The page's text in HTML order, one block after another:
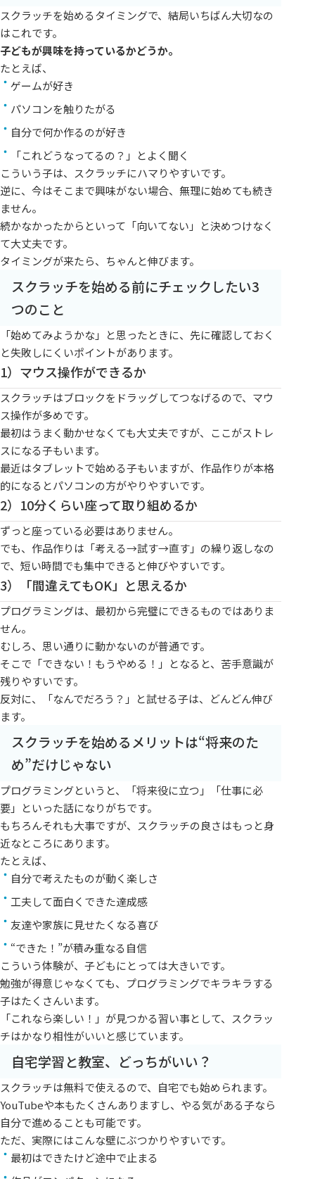
スクラッチを始めるタイミングで、結局いちばん大切なの
はこれです。
子どもが興味を持っているかどうか。
たとえば、
ゲームが好き
パソコンを触りたがる
自分で何か作るのが好き
「これどうなってるの？」とよく聞く
こういう子は、スクラッチにハマりやすいです。
逆に、今はそこまで興味がない場合、無理に始めても続き
ません。
続かなかったからといって「向いてない」と決めつけなく
て大丈夫です。
タイミングが来たら、ちゃんと伸びます。
スクラッチを始める前にチェックしたい3
つのこと
「始めてみようかな」と思ったときに、先に確認しておく
と失敗しにくいポイントがあります。
1）マウス操作ができるか
スクラッチはブロックをドラッグしてつなげるので、マウ
ス操作が多めです。
最初はうまく動かせなくても大丈夫ですが、ここがストレ
スになる子もいます。
最近はタブレットで始める子もいますが、作品作りが本格
的になるとパソコンの方がやりやすいです。
2）10分くらい座って取り組めるか
ずっと座っている必要はありません。
でも、作品作りは「考える→試す→直す」の繰り返しなの
で、短い時間でも集中できると伸びやすいです。
3）「間違えてもOK」と思えるか
プログラミングは、最初から完璧にできるものではありま
せん。
むしろ、思い通りに動かないのが普通です。
そこで「できない！もうやめる！」となると、苦手意識が
残りやすいです。
反対に、「なんでだろう？」と試せる子は、どんどん伸び
ます。
スクラッチを始めるメリットは“将来のた
め”だけじゃない
プログラミングというと、「将来役に立つ」「仕事に必
要」といった話になりがちです。
もちろんそれも大事ですが、スクラッチの良さはもっと身
近なところにあります。
たとえば、
自分で考えたものが動く楽しさ
工夫して面白くできた達成感
友達や家族に見せたくなる喜び
“できた！”が積み重なる自信
こういう体験が、子どもにとっては大きいです。
勉強が得意じゃなくても、プログラミングでキラキラする
子はたくさんいます。
「これなら楽しい！」が見つかる習い事として、スクラッ
チはかなり相性がいいと感じています。
自宅学習と教室、どっちがいい？
スクラッチは無料で使えるので、自宅でも始められます。
YouTubeや本もたくさんありますし、やる気がある子なら
自分で進めることも可能です。
ただ、実際にはこんな壁にぶつかりやすいです。
最初はできたけど途中で止まる